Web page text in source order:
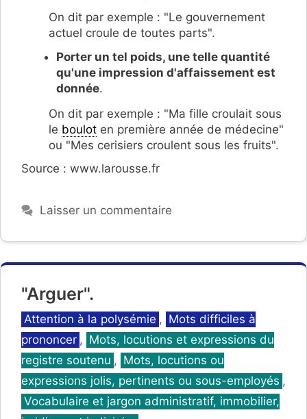
On dit par exemple : "Le gouvernement
actuel croule de toutes parts".
Porter un tel poids, une telle quantité
qu'une impression d'affaissement est
donnée.
On dit par exemple : "Ma fille croulait sous
le boulot en première année de médecine"
ou "Mes cerisiers croulent sous les fruits".
Source : www.larousse.fr
Laisser un commentaire
"Arguer".
Catégories
Attention à la polysémie , Mots difficiles à
prononcer , Mots, locutions et expressions du
registre soutenu , Mots, locutions ou
expressions jolis, pertinents ou sous-employés ,
Vocabulaire et jargon administratif, immobilier,